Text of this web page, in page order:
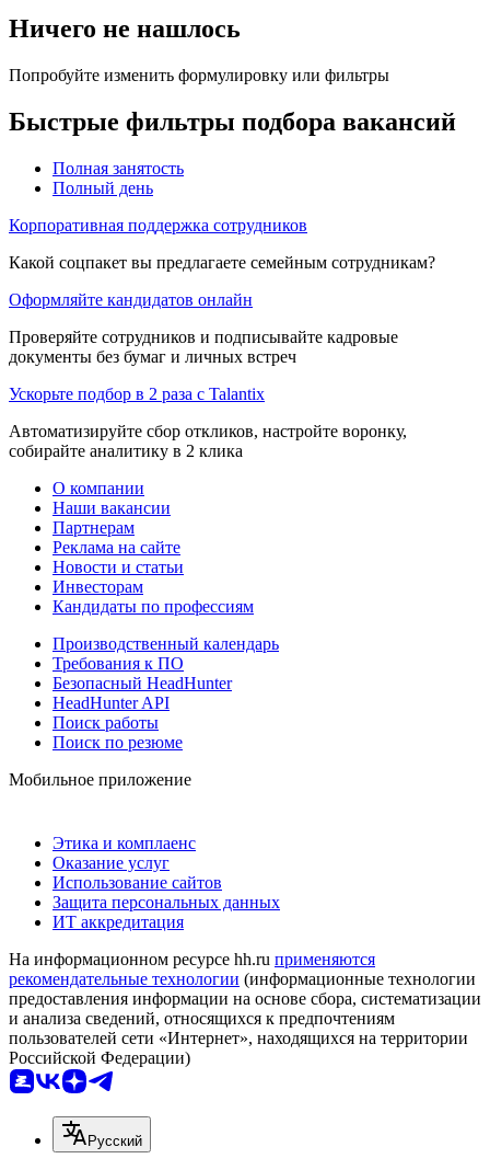
Ничего не нашлось
Попробуйте изменить формулировку или фильтры
Быстрые фильтры подбора вакансий
Полная занятость
Полный день
Корпоративная поддержка сотрудников
Какой соцпакет вы предлагаете семейным сотрудникам?
Оформляйте кандидатов онлайн
Проверяйте сотрудников и подписывайте кадровые
документы без бумаг и личных встреч
Ускорьте подбор в 2 раза с Talantix
Автоматизируйте сбор откликов, настройте воронку,
собирайте аналитику в 2 клика
О компании
Наши вакансии
Партнерам
Реклама на сайте
Новости и статьи
Инвесторам
Кандидаты по профессиям
Производственный календарь
Требования к ПО
Безопасный HeadHunter
HeadHunter API
Поиск работы
Поиск по резюме
Мобильное приложение
Этика и комплаенс
Оказание услуг
Использование сайтов
Защита персональных данных
ИТ аккредитация
На информационном ресурсе hh.ru применяются
рекомендательные технологии (информационные технологии
предоставления информации на основе сбора, систематизации
и анализа сведений, относящихся к предпочтениям
пользователей сети «Интернет», находящихся на территории
Российской Федерации)
Русский